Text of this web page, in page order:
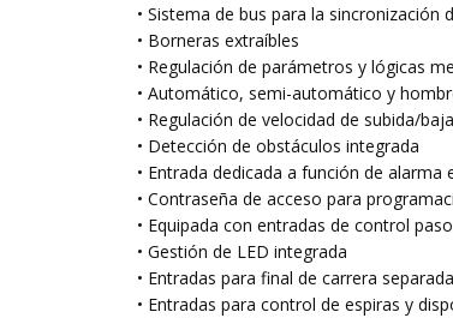
• Sistema de bus para la sincronización
• Borneras extraíbles
• Regulación de parámetros y lógicas
• Automático, semi-automático y
• Regulación de velocidad de subida/
• Detección de obstáculos integrada
• Entrada dedicada a función de
• Contraseña de acceso para
• Equipada con entradas de control
• Gestión de LED integrada
• Entradas para final de carrera
• Entradas para control de espiras y